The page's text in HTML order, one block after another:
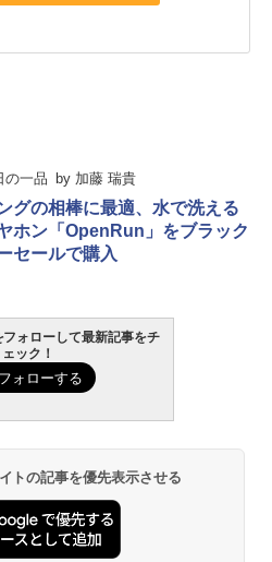
の一品 by 加藤 瑞貴
グの相棒に最適、水で洗える
ホン「OpenRun」をブラック
セールで購入
ォローして最新記事をチ
ェック！
トの記事を優先表示させる